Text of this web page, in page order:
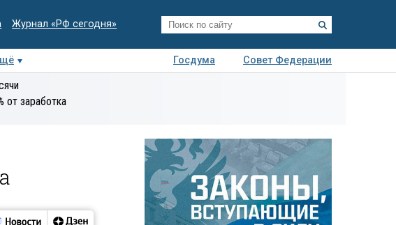
Журнал «РФ сегодня»
Госдума
Совет Федерации
экспертиза
от заработка